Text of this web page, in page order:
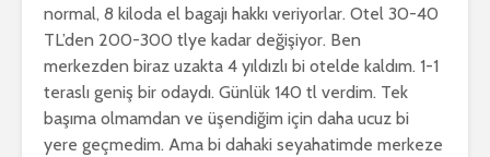
normal, 8 kiloda el bagajı hakkı veriyorlar. Otel 30-40
TL’den 200-300 tlye kadar değişiyor. Ben
merkezden biraz uzakta 4 yıldızlı bi otelde kaldım. 1-1
teraslı geniş bir odaydı. Günlük 140 tl verdim. Tek
başıma olmamdan ve üşendiğim için daha ucuz bi
yere geçmedim. Ama bi dahaki seyahatimde merkeze